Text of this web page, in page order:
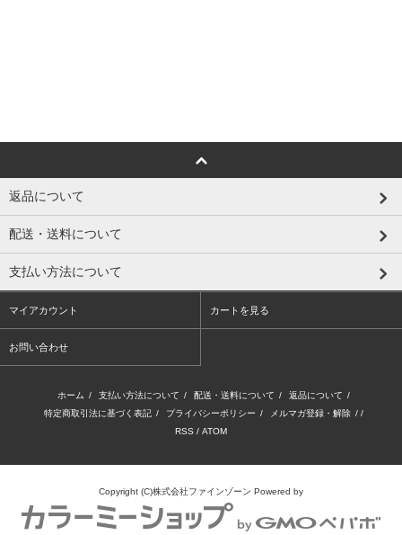
返品について
配送・送料について
支払い方法について
マイアカウント カートを見る
お問い合わせ
ホーム / 支払い方法について / 配送・送料について / 返品について /
特定商取引法に基づく表記 / プライバシーポリシー / メルマガ登録・解除 / /
RSS / ATOM
Copyright (C)株式会社ファインゾーン Powered by